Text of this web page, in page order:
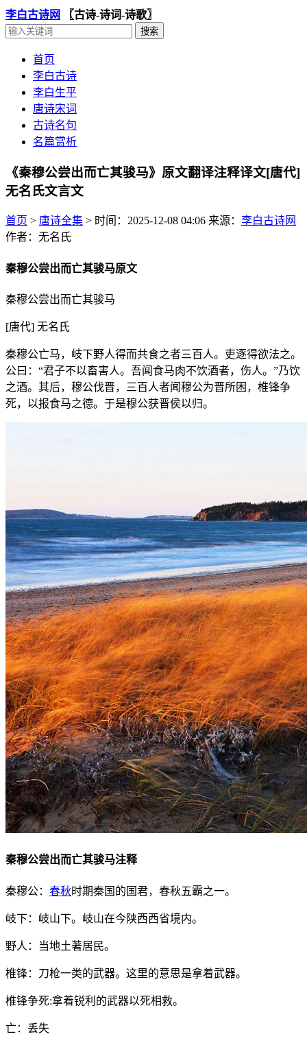
李白古诗网 〖古诗-诗词-诗歌〗
首页
李白古诗
李白生平
唐诗宋词
古诗名句
名篇赏析
《秦穆公尝出而亡其骏马》原文翻译注释译文[唐代]
无名氏文言文
首页 > 唐诗全集 > 时间：2025-12-08 04:06 来源： 李白古诗网
作者：无名氏
秦穆公尝出而亡其骏马原文
秦穆公尝出而亡其骏马
[唐代] 无名氏
秦穆公亡马，岐下野人得而共食之者三百人。吏逐得欲法之。
公曰：“君子不以畜害人。吾闻食马肉不饮酒者，伤人。”乃饮
之酒。其后，穆公伐晋，三百人者闻穆公为晋所困，椎锋争
死，以报食马之德。于是穆公获晋侯以归。
秦穆公尝出而亡其骏马注释
秦穆公： 春秋时期秦国的国君，春秋五霸之一。
岐下：岐山下。岐山在今陕西西省境内。
野人：当地土著居民。
椎锋：刀枪一类的武器。这里的意思是拿着武器。
椎锋争死:拿着锐利的武器以死相救。
亡：丢失